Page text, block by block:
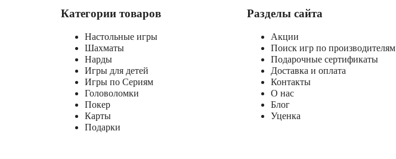
Категории товаров
Настольные игры
Шахматы
Нарды
Игры для детей
Игры по Сериям
Головоломки
Покер
Карты
Подарки
Разделы сайта
Акции
Поиск игр по производителям
Подарочные сертификаты
Доставка и оплата
Контакты
О нас
Блог
Уценка